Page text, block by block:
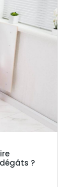
?